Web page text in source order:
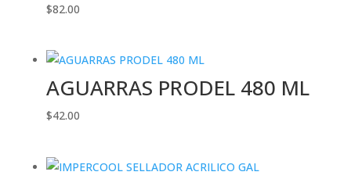
$82.00
AGUARRAS PRODEL 480 ML
$42.00